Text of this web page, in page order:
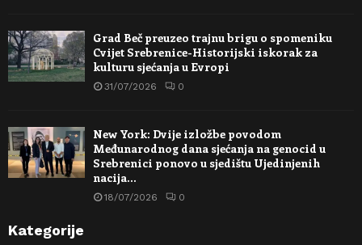
Grad Beč preuzeo trajnu brigu o spomeniku
Cvijet Srebrenice-Historijski iskorak za
kulturu sjećanja u Evropi
31/07/2026 0
New York: Dvije izložbe povodom
Međunarodnog dana sjećanja na genocid u
Srebrenici ponovo u sjedištu Ujedinjenih
nacija…
18/07/2026 0
Kategorije